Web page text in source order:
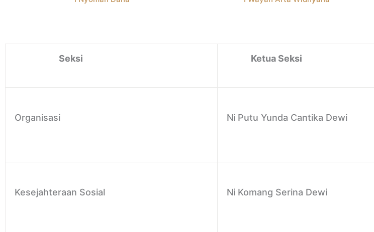
Seksi Ketua Seksi
Organisasi Ni Putu Yunda Cantika Dewi
Kesejahteraan Sosial Ni Komang Serina Dewi